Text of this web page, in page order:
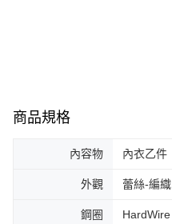
商品規格
內容物 內衣乙件
外觀 蕾絲-編織
鋼圈 HardWire